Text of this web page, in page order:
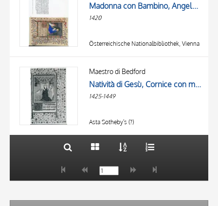
Madonna con Bambino, Angelo, Iniziale decorata, Cornice con motivi decorativi fitomorfi e animali
1420
Österreichische Nationalbibliothek, Vienna
Maestro di Bedford
Natività di Gesù, Cornice con motivi decorativi fitomorfi, Iniziale D, Iniziale decorata
1425-1449
Asta Sotheby's (?)
TITLE
OBJECT